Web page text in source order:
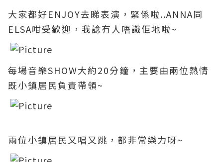
大家都好ENJOY去睇表演，緊係啦..ANNA同
ELSA咁受歡迎，我諗冇人唔識佢地啦~
每場音樂SHOW大約20分鐘，主要由兩位熱情
既小鎮居民負責帶領~
兩位小鎮居民又唱又跳 ，都非常樂力呀~